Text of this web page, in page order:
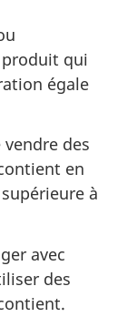
produit qui
égale
des
en
à
avec
des